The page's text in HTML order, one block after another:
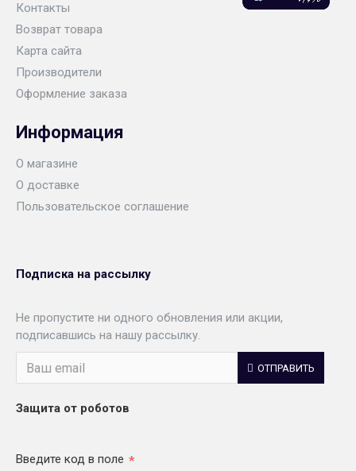
Контакты
Возврат товара
Карта сайта
Производители
Оформление заказа
Информация
О магазине
О доставке
Пользовательское соглашение
Подписка на рассылку
Не пропустите ни одного обновления или акции,
подписавшись на нашу рассылку.
ОТПРАВИТЬ
Защита от роботов
Введите код в поле